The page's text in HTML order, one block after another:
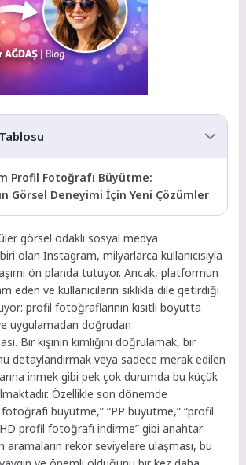
Profil Fotoğrafı Büyütme:
Görsel Deneyimi İçin Yeni Çözümler
görsel odaklı sosyal medya
olan Instagram, milyarlarca kullanıcısıyla
ön planda tutuyor. Ancak, platformun
eden ve kullanıcıların sıklıkla dile getirdiği
profil fotoğraflarının kısıtlı boyutta
uygulamadan doğrudan
Bir kişinin kimliğini doğrulamak, bir
detaylandırmak veya sadece merak edilen
inmek gibi pek çok durumda bu küçük
Özellikle son dönemde
büyütme,” “PP büyütme,” “profil
profil fotoğrafı indirme” gibi anahtar
aramaların rekor seviyelere ulaşması, bu